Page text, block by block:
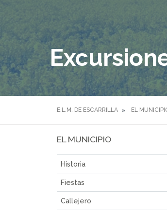
E.L.M. DE ESCARRILLA EL
EL MUNICIPIO
Historia
Fiestas
Callejero